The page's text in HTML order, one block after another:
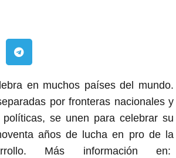
en muchos países del mundo.
por fronteras nacionales y
se unen para celebrar su
años de lucha en pro de la
Más información en: